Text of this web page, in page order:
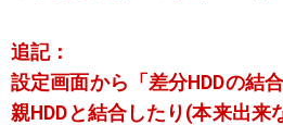
追記：
設定画面から「差分HDDの結
親HDDと結合したり(本来出来